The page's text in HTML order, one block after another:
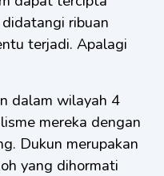
ribuan
terjadi. Apalagi
dalam wilayah 4
mereka dengan
Dukun merupakan
yang dihormati